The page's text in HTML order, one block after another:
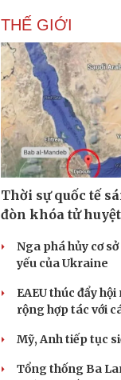
THẾ GIỚI
Thời sự quốc tế
đòn khóa tử
Nga phá hủy cơ
yếu của Ukraine
EAEU thúc đẩy
rộng hợp tác với
Mỹ, Anh tiếp tục
Tổng thống Ba